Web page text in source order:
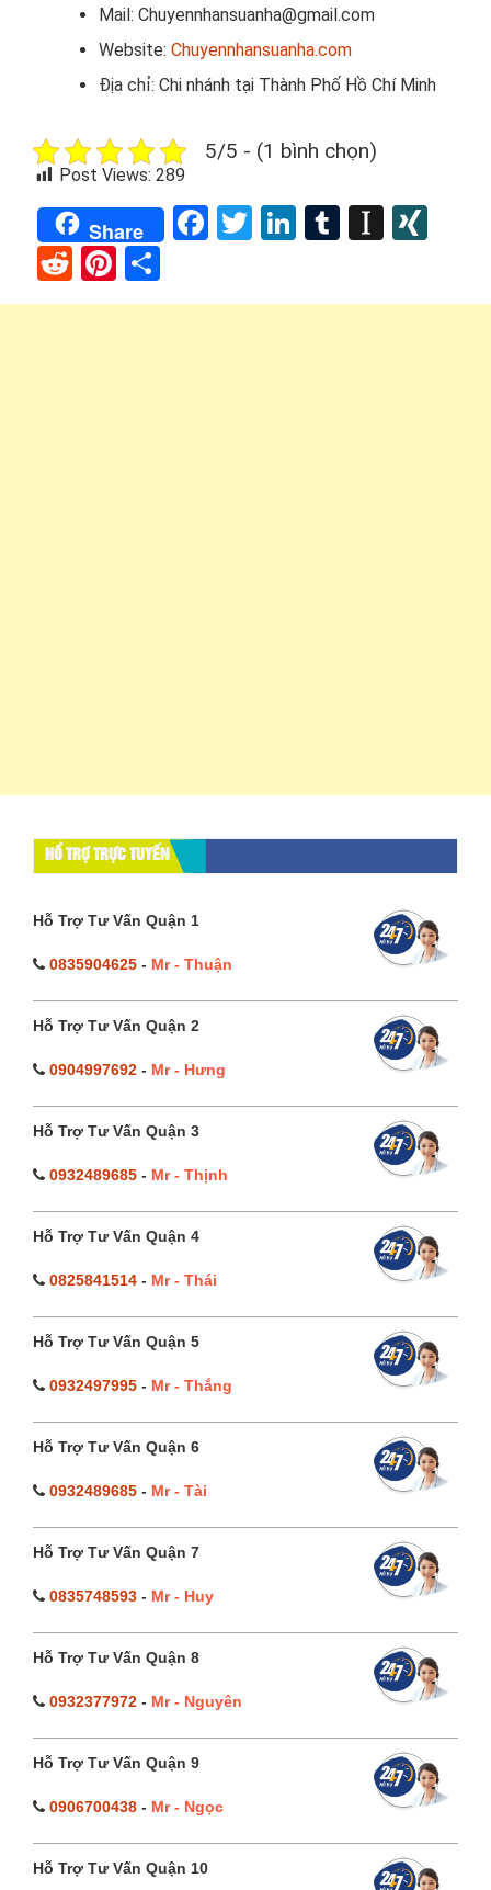
Mail: Chuyennhansuanha@gmail.com
Website: Chuyennhansuanha.com
Địa chỉ: Chi nhánh tại Thành Phố Hồ Chí Minh
5/5 - (1 bình chọn)
Post Views: 289
Share Facebook
TwitterLinkedIn
Tumblr
RedditPinterest
HỔ TRỢ TRỰC TUYẾN
Hỗ Trợ Tư Vấn Quận 1
0835904625 - Mr - Thuận
Hỗ Trợ Tư Vấn Quận 2
0904997692 - Mr - Hưng
Hỗ Trợ Tư Vấn Quận 3
0932489685 - Mr - Thịnh
Hỗ Trợ Tư Vấn Quận 4
0825841514 - Mr - Thái
Hỗ Trợ Tư Vấn Quận 5
0932497995 - Mr - Thắng
Hỗ Trợ Tư Vấn Quận 6
0932489685 - Mr - Tài
Hỗ Trợ Tư Vấn Quận 7
0835748593 - Mr - Huy
Hỗ Trợ Tư Vấn Quận 8
0932377972 - Mr - Nguyên
Hỗ Trợ Tư Vấn Quận 9
0906700438 - Mr - Ngọc
Hỗ Trợ Tư Vấn Quận 10